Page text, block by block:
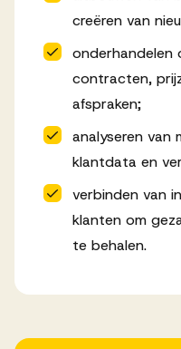
creëren van
onderhandelen
contracten,
afspraken;
analyseren van
klantdata en
verbinden van
klanten om
te behalen.